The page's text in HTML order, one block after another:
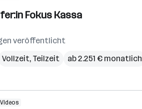
Fokus Kassa
veröffentlicht
Vollzeit, Teilzeit ab 2.251 € monatlich
Videos